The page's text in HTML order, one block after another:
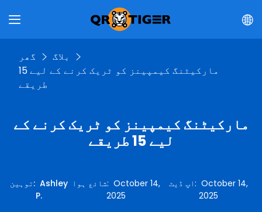
گھر
بلاگ
مارکیٹنگ کیمپینز کو ٹریک کرنے کے لیے 15
طریقے
مارکیٹنگ کیمپینز کو ٹریک کرنے کے
لیے 15 طریقے
توہین: Ashley
P.
شائع ہوا:October 14,
2025
اپ ڈیٹ:October 14,
2025